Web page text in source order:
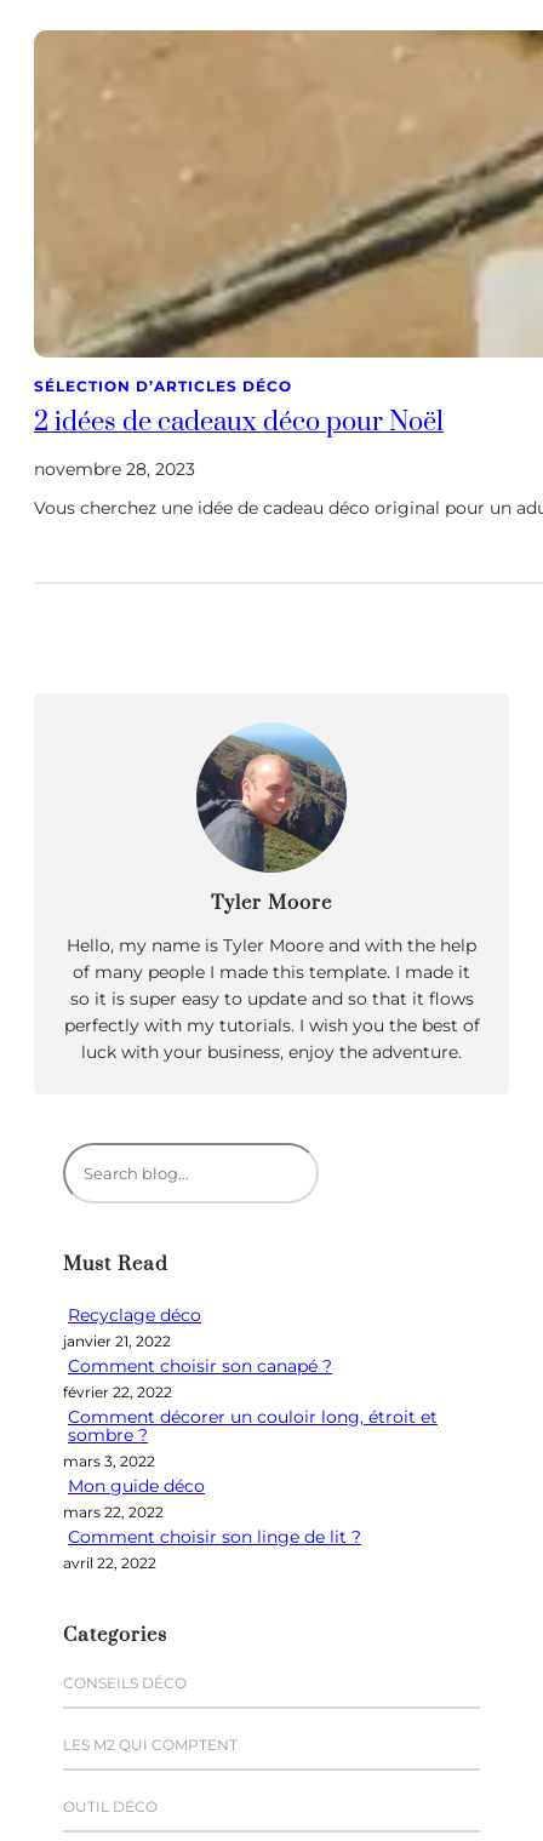
SÉLECTION D’ARTICLES DÉCO
2 idées de cadeaux déco pour Noël
novembre 28, 2023
Vous cherchez une idée de cadeau déco original pour un
Tyler Moore
Hello, my name is Tyler Moore and with the help
of many people I made this template. I made it
so it is super easy to update and so that it flows
perfectly with my tutorials. I wish you the best of
luck with your business, enjoy the adventure.
R
e
e
c
h
e
Must Read
Recyclage déco
janvier 21, 2022
Comment choisir son canapé ?
février 22, 2022
Comment décorer un couloir long, étroit et
sombre ?
mars 3, 2022
Mon guide déco
mars 22, 2022
Comment choisir son linge de lit ?
avril 22, 2022
Categories
CONSEILS DÉCO
LES M2 QUI COMPTENT
OUTIL DÉCO